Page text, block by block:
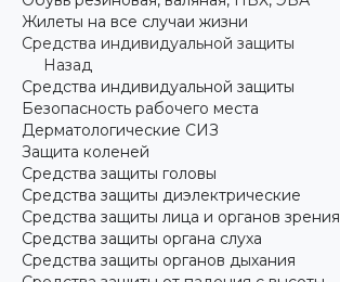
Жилеты на все случаи жизни
Средства индивидуальной защиты
Назад
Средства индивидуальной защиты
Безопасность рабочего места
Дерматологические СИЗ
Защита коленей
Средства защиты головы
Средства защиты диэлектрические
Средства защиты лица и органов зрения
Средства защиты органа слуха
Средства защиты органов дыхания